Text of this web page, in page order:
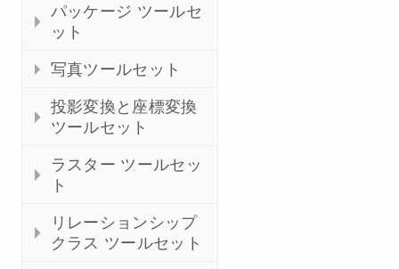
パッケージ ツールセ
ット
写真ツールセット
投影変換と座標変換
ツールセット
ラスター ツールセッ
ト
リレーションシップ
クラス ツールセット